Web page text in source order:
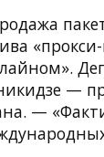
—
—